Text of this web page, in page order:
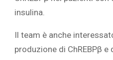
insulina.
Il team è anche
produzione di ChREBPβ